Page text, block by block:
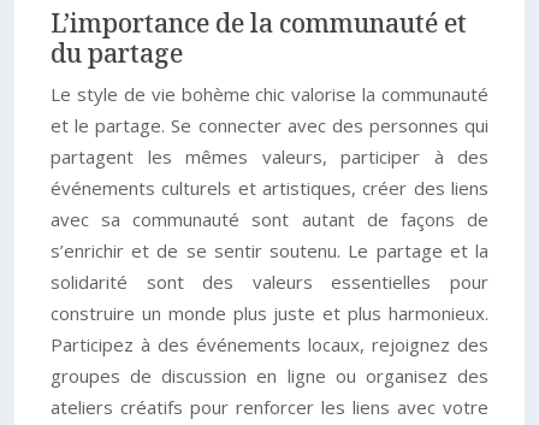
L’importance de la communauté et
du partage
Le style de vie bohème chic valorise la communauté
et le partage. Se connecter avec des personnes qui
partagent les mêmes valeurs, participer à des
événements culturels et artistiques, créer des liens
avec sa communauté sont autant de façons de
s’enrichir et de se sentir soutenu. Le partage et la
solidarité sont des valeurs essentielles pour
construire un monde plus juste et plus harmonieux.
Participez à des événements locaux, rejoignez des
groupes de discussion en ligne ou organisez des
ateliers créatifs pour renforcer les liens avec votre